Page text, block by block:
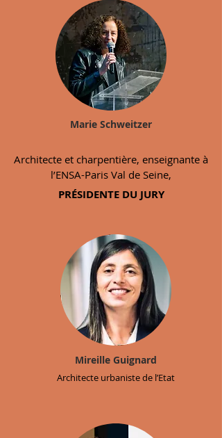
Marie Schweitzer
Architecte et charpentière, enseignante à
l’ENSA-Paris Val de Seine,
PRÉSIDENTE DU JURY
Mireille Guignard
Architecte urbaniste de l’Etat